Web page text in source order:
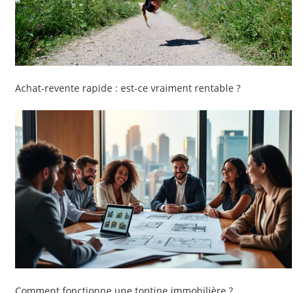
Achat-revente rapide : est-ce vraiment rentable ?
Comment fonctionne une tontine immobilière ?